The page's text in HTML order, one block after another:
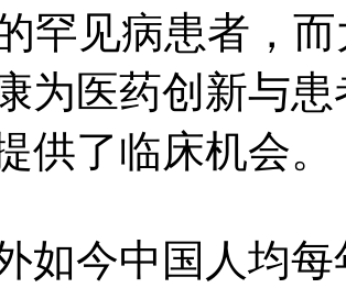
罕见病患者，
为医药创新与
供了临床机会。
今中国人均每